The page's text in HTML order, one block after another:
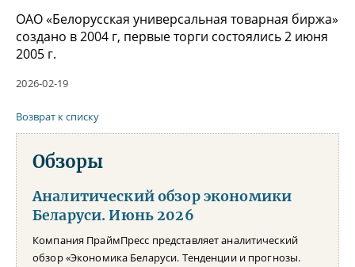
ОАО «Белорусская универсальная товарная биржа»
создано в 2004 г, первые торги состоялись 2 июня
2005 г.
2026-02-19
Возврат к списку
Обзоры
Аналитический обзор экономики
Беларуси. Июнь 2026
Компания ПраймПресс представляет аналитический
обзор «Экономика Беларуси. Тенденции и прогнозы.